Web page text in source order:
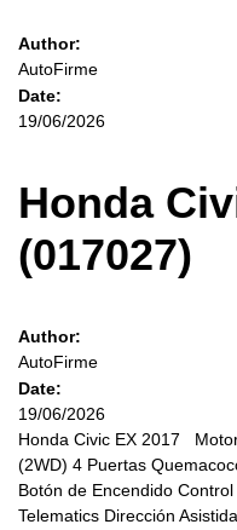
Author:
AutoFirme
Date:
19/06/2026
Honda
(017027)
Author:
AutoFirme
Date:
19/06/2026
Honda Civic EX 2017
(2WD) 4 Puertas
Botón de Encendido
Telematics Dirección